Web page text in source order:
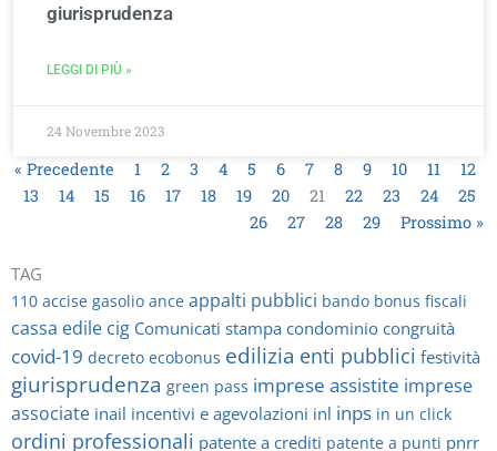
giurisprudenza
LEGGI DI PIÙ »
24 Novembre 2023
« Precedente 1 2 3 4 5 6 7 8 9 10 11
12
13
14 15 16 17 18 19 20 21 22 23 24
25
26
27 28 29 Prossimo »
TAG
110 accise gasolio ance appalti pubblici bando bonus fiscali
cassa edile cig Comunicati stampa condominio congruità
covid-19 decreto ecobonus edilizia enti pubblici festività
giurisprudenza green pass imprese assistite imprese
associate inail incentivi e agevolazioni inl inps in un click
ordini professionali patente a crediti patente a punti pnrr